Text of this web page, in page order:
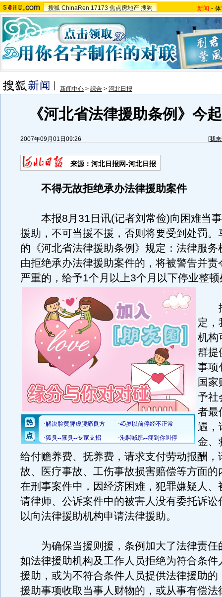
搜狐 ChinaRen 17173 焦点房地产 搜狗 新闻 -
新闻中心 > 综合 > 河北日报
《河北省法律援助条例》今
2007年09月01日09:26 [我
来源：河北日报网-河北日报
不得无故拒绝承办法律援助案件
本报8月31日讯(记者刘常俭)向困难当事
援助，不可当援不援，否则将要受到处罚。
的《河北省法律援助条例》规定：法律服务
由拒绝承办法律援助案件的，将被警告并责
严重的，给予1个月以上3个月以下停业整
按
定，
机构
群提
事项
国
予社
者最
遇，
金、
给付赡养费、抚养费，请求支付劳动报酬，
故、医疗事故、工伤事故损害赔偿等方面的
在刑事案件中，因经济困难，犯罪嫌疑人、
请律师、公诉案件中的被害人没有委托诉讼
以向法律援助机构申请法律援助。
为确保当援则援，条例加大了法律责任
如法律援助机构及工作人员拒绝为符合条件
援助，或为不符合条件人员提供法律援助的
援助事项收取当事人财物的，或从事有偿法